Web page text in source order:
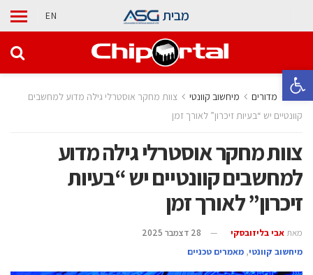
פתח סרגל נגישות
מבית EN
בית מדורים מיחשוב קוונטי
צוות מחקר אוסטרלי גילה מדוע למחשבים
קוונטיים יש “בעיות זיכרון” לאורך זמן
צוות מחקר אוסטרלי גילה מדוע
למחשבים קוונטיים יש “בעיות
זיכרון” לאורך זמן
מאת אבי בליזובסקי
28 דצמבר 2025
מיחשוב קוונטי, מאמרים טכניים